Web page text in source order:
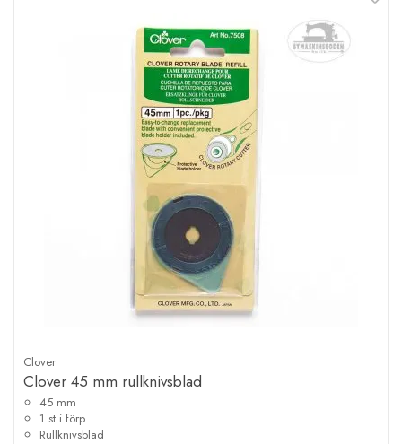
Clover
Clover 45 mm rullknivsblad
45 mm
1 st i förp.
Rullknivsblad